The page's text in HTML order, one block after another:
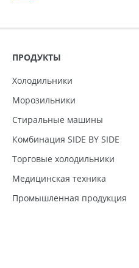
ПРОДУКТЫ
Холодильники
Морозильники
Стиральные машины
Комбинация SIDE BY SIDE
Торговые холодильники
Медицинская техника
Промышленная продукция